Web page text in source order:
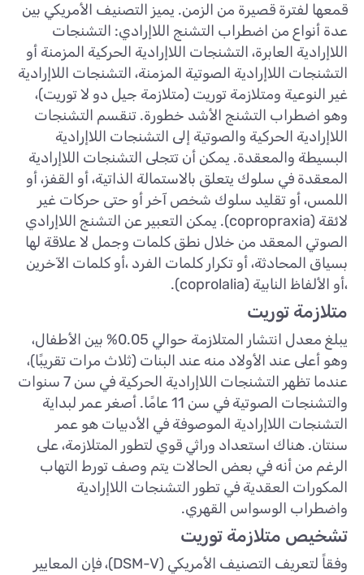
قمعها لفترة قصيرة من الزمن. يميز التصنيف الأمريكي بين
عدة أنواع من اضطراب التشنج اللاإرادي: التشنجات
اللاإرادية العابرة، التشنجات اللاإرادية الحركية المزمنة أو
التشنجات اللاإرادية الصوتية المزمنة، التشنجات اللاإرادية
غير النوعية ومتلازمة توريت (متلازمة جيل دو لا توريت)،
وهو اضطراب التشنج الأشد خطورة. تنقسم التشنجات
اللاإرادية الحركية والصوتية إلى التشنجات اللاإرادية
البسيطة والمعقدة. يمكن أن تتجلى التشنجات اللاإرادية
المعقدة في سلوك يتعلق بالاستمالة الذاتية، أو القفز، أو
اللمس، أو تقليد سلوك شخص آخر أو حتى حركات غير
لائقة (copropraxia). يمكن التعبير عن التشنج اللاإرادي
الصوتي المعقد من خلال نطق كلمات وجمل لا علاقة لها
بسياق المحادثة، أو تكرار كلمات الفرد ،أو كلمات الآخرين
،أو الألفاظ النابية (coprolalia).
متلازمة توريت
يبلغ معدل انتشار المتلازمة حوالي 0.05% بين الأطفال،
وهو أعلى عند الأولاد منه عند البنات (ثلاث مرات تقريبًا)،
عندما تظهر التشنجات اللاإرادية الحركية في سن 7 سنوات
والتشنجات الصوتية في سن 11 عامًا. أصغر عمر لبداية
التشنجات اللاإرادية الموصوفة في الأدبيات هو عمر
سنتان. هناك استعداد وراثي قوي لتطور المتلازمة، على
الرغم من أنه في بعض الحالات يتم وصف تورط التهاب
المكورات العقدية في تطور التشنجات اللاإرادية
واضطراب الوسواس القهري.
تشخيص متلازمة توريت
وفقاً لتعريف التصنيف الأمريكي (DSM-V)، فإن المعايير